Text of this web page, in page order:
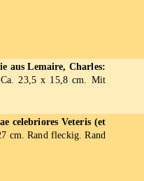
aus Lemaire, Charles:
23,5 x 15,8 cm. Mit
celebriores Veteris (et
cm. Rand fleckig. Rand